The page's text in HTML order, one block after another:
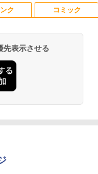
イント最大31.5%還
Fast IPS パネル 非
ラスト 超軽量 600
応
る地図帖 世界って面
片山美佳子
オフホワイト
Flo Milli, ATL Jacob
ク
い・ろ・は・す 2L P
コミック
(デジタル版ビッグガ
先表示させる